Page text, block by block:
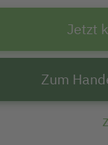
Jetzt
Zum